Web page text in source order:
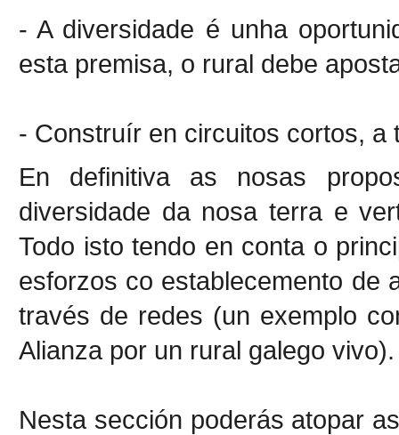
- A diversidade é unha
esta premisa, o rural debe
- Construír en circuitos cortos,
En definitiva as nosas
diversidade da nosa terra e
Todo isto tendo en conta o
esforzos co establecemento de
través de redes (un exemplo
Alianza por un rural galego
Nesta sección poderás atopar